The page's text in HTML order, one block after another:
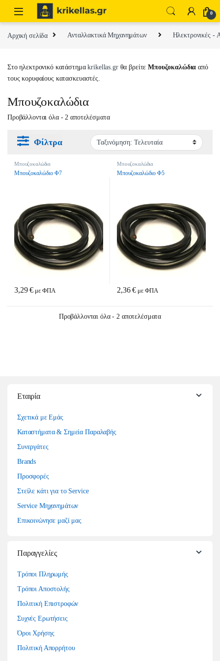
Skip to navigation
Skip to content
0
Αρχική σελίδα Ανταλλακτικά Μηχανημάτων Ηλεκτρονικές -
Στο ηλεκτρονικό κατάστημαkrikellas.grθα βρείτεΜπουζοκαλώδια από
τους κορυφαίους κατασκευαστές.
Μπουζοκαλώδια
Προβάλλονται όλα - 2 αποτελέσματαSorted by latest
Φίλτρα
Μπουζοκαλώδια
Μπουζοκαλώδιο Φ7
3,29€ με ΦΠΑ
Μπουζοκαλώδια
Μπουζοκαλώδιο Φ5
2,36€ με ΦΠΑ
Προβάλλονται όλα - 2 αποτελέσματαSorted by latest
Εταιρία
Σχετικά με Εμάς
Καταστήματα & Σημεία Παραλαβής
Συνεργάτες
Brands
Προσφορές
Στείλε κάτι για το Service
Service Μηχανημάτων
Επικοινώνησε μαζί μας
Παραγγελίες
Τρόποι Πληρωμής
Τρόποι Αποστολής
Πολιτική Επιστροφών
Συχνές Ερωτήσεις
Όροι Χρήσης
Πολιτική Απορρήτου